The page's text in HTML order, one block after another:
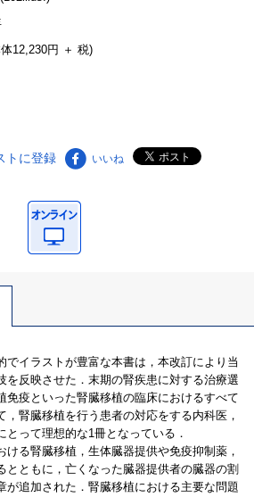
12,230円 ＋ 税)
トに登録 いいね
でイラストが豊富な本書は，本改訂により当
を反映させた．末期の腎疾患に対する治療選
免疫といった腎臓移植の臨床におけるすべて
，腎臓移植を行う患者の対応をする内科医，
って理想的な1冊となっている．
ける腎臓移植，生体臓器提供や免疫抑制薬，
とともに，亡くなった臓器提供者の臓器の割
が追加された．腎臓移植における主要な問題